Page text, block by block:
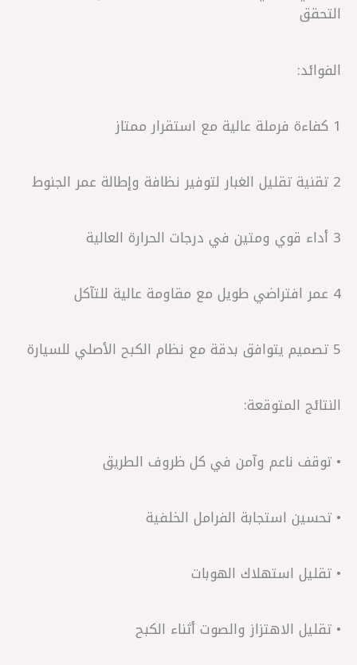
التحقق
الفوائد:
1 كفاءة فرملة عالية مع استقرار ممتاز
2 تقنية تقليل الغبار لتوفير نظافة وإطالة عمر الجنوط
3 أداء قوي ومتين في درجات الحرارة العالية
4 عمر افتراضي طويل مع مقاومة عالية للتآكل
5 تصميم يتوافق بدقة مع نظام الكبح الأصلي للسيارة
النتائج المتوقعة:
• توقف ناعم وآمن في كل ظروف الطريق
• تحسين استجابة الفرامل الخلفية
• تقليل استهلاك الهوبات
• تقليل الاهتزاز والصوت أثناء الكبح